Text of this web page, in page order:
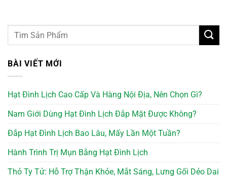
BÀI VIẾT MỚI
Hạt Đình Lịch Cao Cấp Và Hàng Nội Địa, Nên Chọn Gì?
Nam Giới Dùng Hạt Đình Lịch Đắp Mặt Được Không?
Đắp Hạt Đình Lịch Bao Lâu, Mấy Lần Một Tuần?
Hành Trình Trị Mụn Bằng Hạt Đình Lịch
Thỏ Ty Tử: Hỗ Trợ Thận Khỏe, Mắt Sáng, Lưng Gối Dẻo Dai